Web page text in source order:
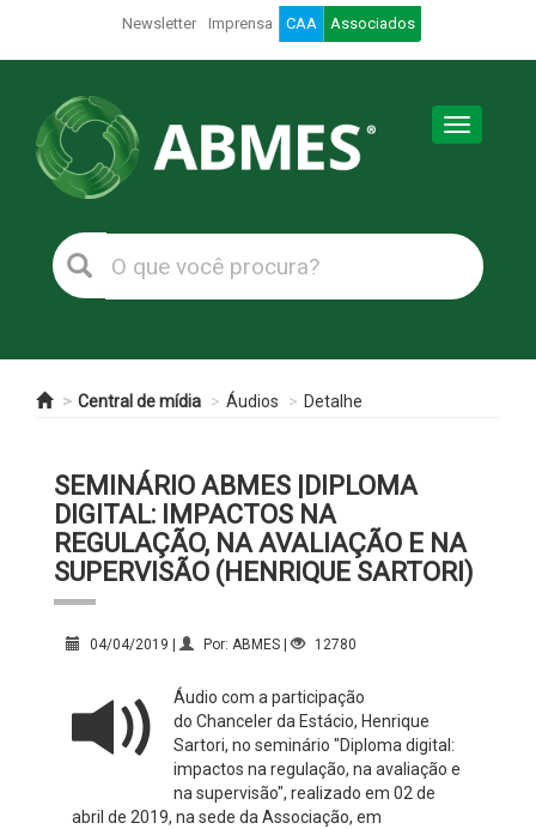
Newsletter Imprensa CAA Associados
Toggle
Central de mídia Áudios Detalhe
SEMINÁRIO ABMES |DIPLOMA
DIGITAL: IMPACTOS NA
REGULAÇÃO, NA AVALIAÇÃO E NA
SUPERVISÃO (HENRIQUE SARTORI)
04/04/2019 | Por: ABMES | 12780
Áudio com a participação
do Chanceler da Estácio, Henrique
Sartori, no seminário "Diploma digital:
impactos na regulação, na avaliação e
na supervisão", realizado em 02 de
abril de 2019, na sede da Associação, em